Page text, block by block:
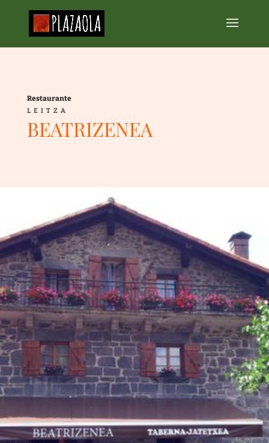
Restaurante
LEITZA
BEATRIZENEA